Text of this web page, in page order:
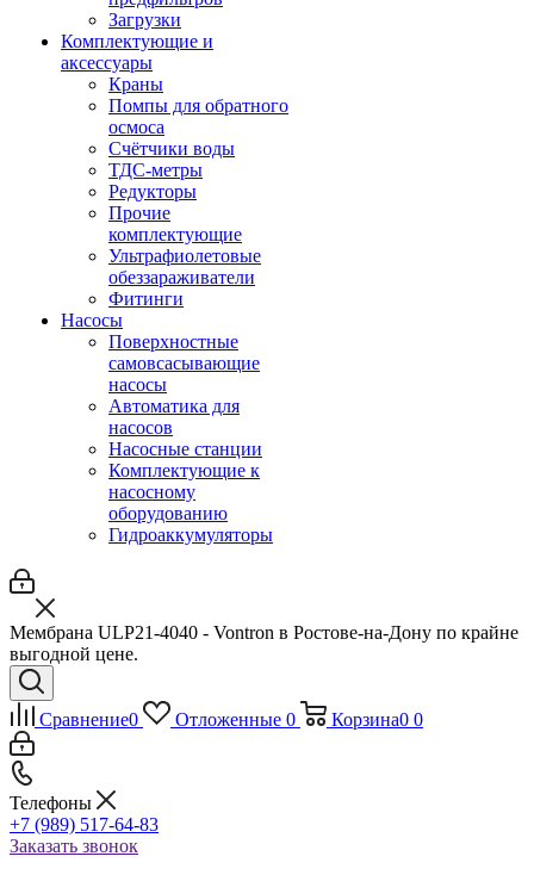
Загрузки
Комплектующие и
аксессуары
Краны
Помпы для обратного
осмоса
Счётчики воды
ТДС-метры
Редукторы
Прочие
комплектующие
Ультрафиолетовые
обеззараживатели
Фитинги
Насосы
Поверхностные
самовсасывающие
насосы
Автоматика для
насосов
Насосные станции
Комплектующие к
насосному
оборудованию
Гидроаккумуляторы
Мембрана ULP21-4040 - Vontron в Ростове-на-Дону по крайне
выгодной цене.
Сравнение0 Отложенные 0 Корзина0 0
Телефоны
+7 (989) 517-64-83
Заказать звонок